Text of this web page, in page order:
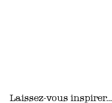
Laissez-vous inspirer...